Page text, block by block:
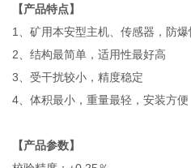
【产品特点】
1、矿用本安型主机、传感器，防
2、结构最简单，适用性最好高
3、受干扰较小，精度稳定
4、体积最小，重量最轻，安装方便
【产品参数】